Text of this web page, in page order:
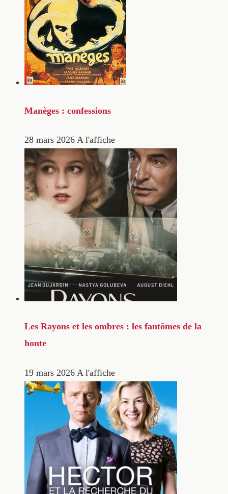
Manèges : confessions
28 mars 2026 A l'affiche
Les Rayons et les ombres : les fantômes de la
honte
19 mars 2026 A l'affiche